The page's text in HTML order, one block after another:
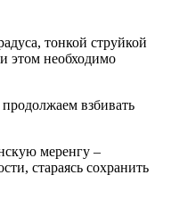
тонкой струйкой
этом необходимо
продолжаем взбивать
меренгу –
стараясь сохранить